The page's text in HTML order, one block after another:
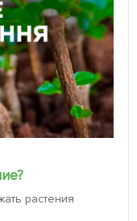
растения